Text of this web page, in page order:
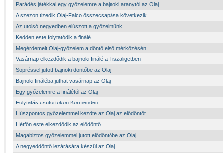
Parádés játékkal egy győzelemre a bajnoki aranytól az Olaj
A szezon tizedik Olaj-Falco összecsapása következik
Az utolsó negyedben elúszott a győzelmünk
Kedden este folytatódik a finálé
Megérdemelt Olaj-győzelem a döntő első mérkőzésén
Vasárnap elkezdődik a bajnoki finálé a Tiszaligetben
Söpréssel jutott bajnoki döntőbe az Olaj
Bajnoki fináléba juthat vasárnap az Olaj
Egy győzelemre a finálétól az Olaj
Folytatás csütörtökön Körmenden
Húszpontos győzelemmel kezdte az Olaj az elődöntőt
Hétfőn este elkezdődik az elődöntő
Magabiztos győzelemmel jutott elődöntőbe az Olaj
A negyeddöntő lezárására készül az Olaj